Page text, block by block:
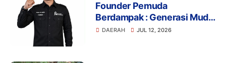
Founder Pemuda
Berdampak : Generasi Muda
Mengapresiasi Komitmen
DAERAH JUL 12, 2026